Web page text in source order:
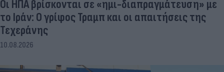
Οι ΗΠΑ βρίσκονται σε «ημι-διαπραγμάτευση» με
το Ιράν: Ο γρίφος Τραμπ και οι απαιτήσεις της
Τεχεράνης
10.08.2026